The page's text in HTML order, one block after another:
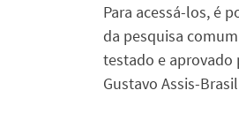
Para acessá-los, é
da pesquisa
testado e aprovado
Gustavo Assis-